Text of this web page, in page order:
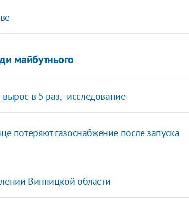
майбутнього
в 5 раз, - исследование
потеряют газоснабжение после запуска
Винницкой области